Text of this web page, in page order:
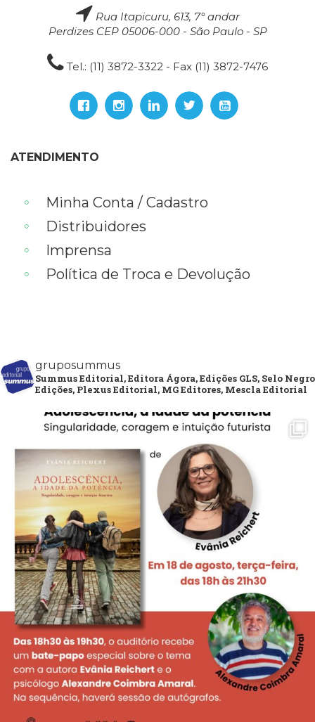
Rua Itapicuru, 613, 7° andar
Perdizes CEP 05006-000 - São Paulo - SP
Tel.: (11) 3872-3322 - Fax (11) 3872-7476
ATENDIMENTO
Minha Conta / Cadastro
Distribuidores
Imprensa
Política de Troca e Devolução
gruposummus
Summus Editorial, Editora Ágora, Edições GLS, Selo Negro
Edições, Plexus Editorial, MG Editores, Mescla Editorial